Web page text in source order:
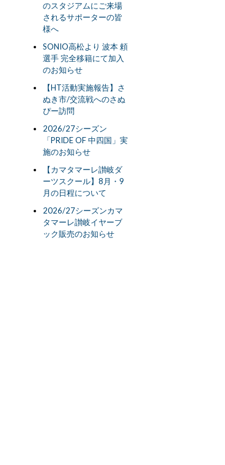
のスタジアムにご来場
されるサポーターの皆
様へ
SONIO高松より 波本 頼
選手 完全移籍にて加入
のお知らせ
【HT活動実施報告】さ
ぬき市/交流戦へのさぬ
ぴー訪問
2026/27シーズン
「PRIDE OF 中四国」実
施のお知らせ
【カマタマーレ讃岐ダ
ーツスクール】8月・9
月の日程について
2026/27シーズンカマ
タマーレ讃岐イヤーブ
ック販売のお知らせ